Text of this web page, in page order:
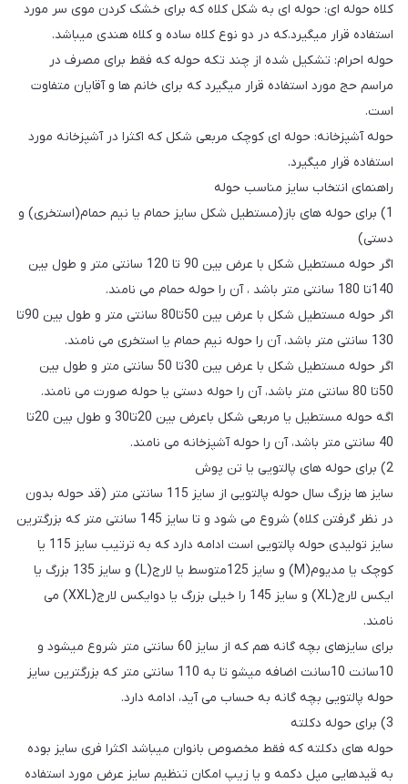
کلاه حوله ای: حوله ای به شکل کلاه که برای خشک کردن موی سر مورد
استفاده قرار میگیرد.که در دو نوع کلاه ساده و کلاه هندی میباشد.
حوله احرام: تشکیل شده از چند تکه حوله که فقط برای مصرف در
مراسم حج مورد استفاده قرار میگیرد که برای خانم ها و آقایان متفاوت
است.
حوله آشپزخانه: حوله ای کوچک مربعی شکل که اکثرا در آشپزخانه مورد
استفاده قرار میگیرد.
راهنمای انتخاب سایز مناسب حوله
1) برای حوله های باز(مستطیل شکل سایز حمام یا نیم حمام(استخری) و
دستی)
اگر حوله مستطیل شکل با عرض بین 90 تا 120 سانتی متر و طول بین
140تا 180 سانتی متر باشد ، آن را حوله حمام می نامند.
اگر حوله مستطیل شکل با عرض بین 50تا80 سانتی متر و طول بین 90تا
130 سانتی متر باشد، آن را حوله نیم حمام یا استخری می نامند.
اگر حوله مستطیل شکل با عرض بین 30تا 50 سانتی متر و طول بین
50تا 80 سانتی متر باشد، آن را حوله دستی یا حوله صورت می نامند.
اگه حوله مستطیل یا مربعی شکل باعرض بین 20تا30 و طول بین 20تا
40 سانتی متر باشد، آن را حوله آشپزخانه می نامند.
2) برای حوله های پالتویی یا تن پوش
سایز ها بزرگ سال حوله پالتویی از سایز 115 سانتی متر (قد حوله بدون
در نظر گرفتن کلاه) شروع می شود و تا سایز 145 سانتی متر که بزرگترین
سایز تولیدی حوله پالتویی است ادامه دارد که به ترتیب سایز 115 یا
کوچک یا مدیوم(M) و سایز 125متوسط یا لارج(L) و سایز 135 بزرگ یا
ایکس لارج(XL) و سایز 145 را خیلی بزرگ یا دوایکس لارج(XXL) می
نامند.
برای سایزهای بچه گانه هم که از سایز 60 سانتی متر شروع میشود و
10سانت 10سانت اضافه میشو تا به 110 سانتی متر که بزرگترین سایز
حوله پالتویی بچه گانه به حساب می آید، ادامه دارد.
3) برای حوله دکلته
حوله های دکلته که فقط مخصوص بانوان میباشد اکثرا فری سایز بوده
به قیدهایی مپل دکمه و یا زیپ امکان تنظیم سایز عرض مورد استفاده